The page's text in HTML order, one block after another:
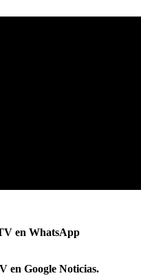
en WhatsApp
en Google Noticias.